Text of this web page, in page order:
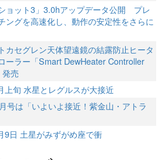
ョット3」3.0hアップデータ公開 プレ
ングを高速化し、動作の安定性をさらに
カセグレン天体望遠鏡の結露防止ヒータ
ーラー「Smart DewHeater Controller
売
上旬 水星とレグルスが大接近
号は「いよいよ接近！紫金山・アトラ
9日 土星がみずがめ座で衝